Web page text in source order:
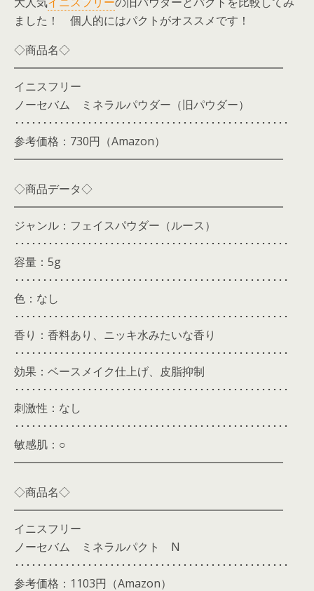
ました！ 個人的にはパクトがオススメです！
◇商品名◇
━━━━━━━━━━━━━━━━━━━━━━━━
イニスフリー
ノーセバム ミネラルパウダー（旧パウダー）
･････････････････････････････････････････････････
参考価格：730円（Amazon）
━━━━━━━━━━━━━━━━━━━━━━━━
◇商品データ◇
━━━━━━━━━━━━━━━━━━━━━━━━
ジャンル：フェイスパウダー（ルース）
･････････････････････････････････････････････････
容量：5g
･････････････････････････････････････････････････
色：なし
･････････････････････････････････････････････････
香り：香料あり、ニッキ水みたいな香り
･････････････････････････････････････････････････
効果：ベースメイク仕上げ、皮脂抑制
･････････････････････････････････････････････････
刺激性：なし
･････････････････････････････････････････････････
敏感肌：○
━━━━━━━━━━━━━━━━━━━━━━━━
◇商品名◇
━━━━━━━━━━━━━━━━━━━━━━━━
イニスフリー
ノーセバム ミネラルパクト N
･････････････････････････････････････････････････
参考価格：1103円（Amazon）